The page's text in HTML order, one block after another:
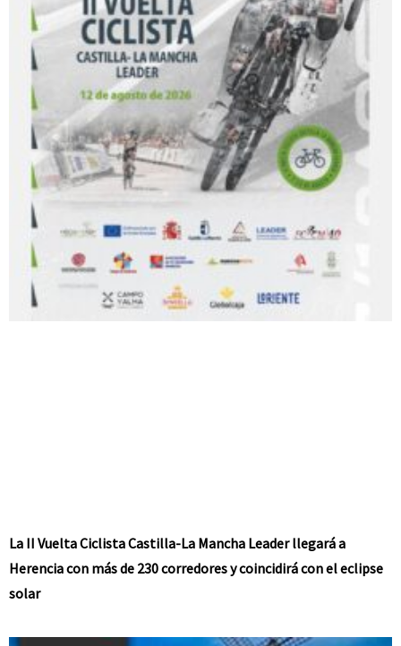
La II Vuelta Ciclista Castilla-La Mancha Leader llegará a
Herencia con más de 230 corredores y coincidirá con el eclipse
solar